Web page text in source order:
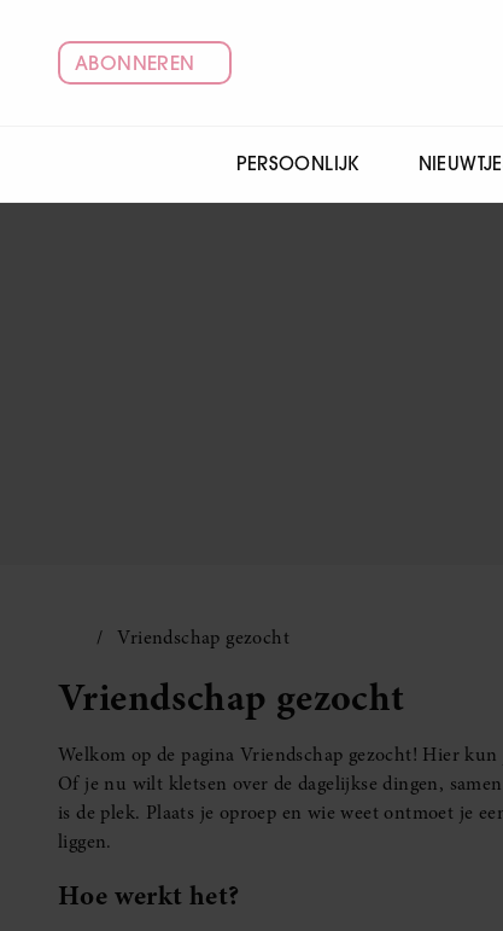
ABONNEREN
PERSOONLIJK
Vriendschap gezocht
Vriendschap gezocht
Welkom op de pagina Vriendschap gezocht! Hier
Of je nu wilt kletsen over de dagelijkse dingen,
is de plek. Plaats je oproep en wie weet ontmoet je
liggen.
Hoe werkt het?